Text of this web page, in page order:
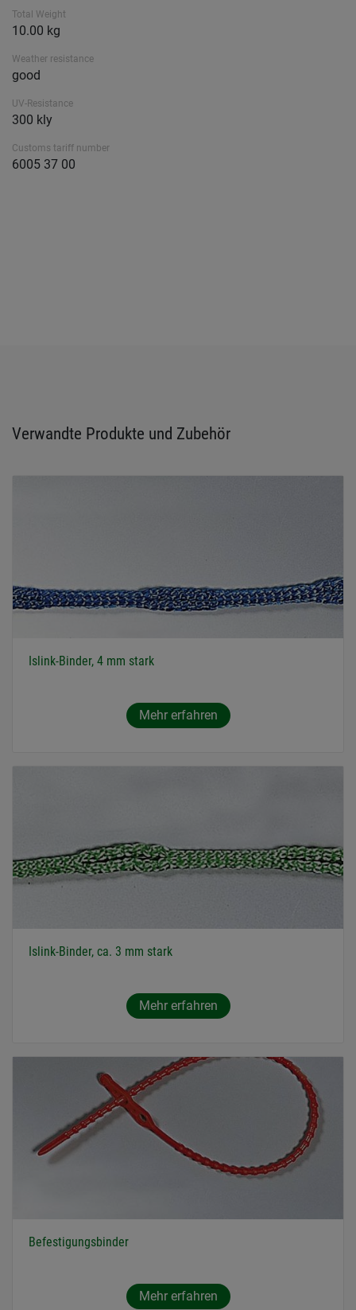
Total Weight
10.00 kg
Weather resistance
good
UV-Resistance
300 kly
Customs tariff number
6005 37 00
Verwandte Produkte und Zubehör
Islink-Binder, 4 mm stark
Mehr erfahren
Islink-Binder, ca. 3 mm stark
Mehr erfahren
Befestigungsbinder
Mehr erfahren